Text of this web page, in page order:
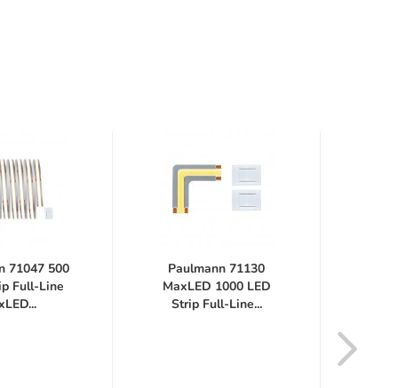
71047 500
Full-Line
Paulmann 71130
MaxLED 1000 LED
Strip Full-Line...